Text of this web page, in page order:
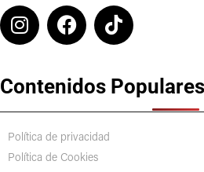
Contenidos Populares
Política de privacidad
Política de Cookies